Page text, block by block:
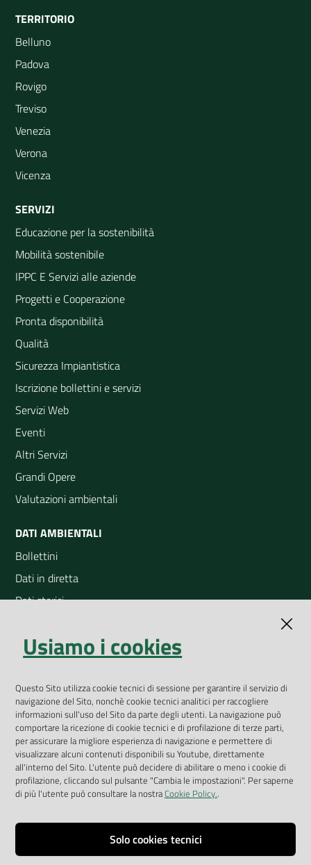
TERRITORIO
Belluno
Padova
Rovigo
Treviso
Venezia
Verona
Vicenza
SERVIZI
Educazione per la sostenibilità
Mobilità sostenibile
IPPC E Servizi alle aziende
Progetti e Cooperazione
Pronta disponibilità
Qualità
Sicurezza Impiantistica
Iscrizione bollettini e servizi
Servizi Web
Eventi
Altri Servizi
Grandi Opere
Valutazioni ambientali
DATI AMBIENTALI
Bollettini
Dati in diretta
Dati storici
Open Data
App Arpav
Rapporti regionali annuali
Le Infografiche
Dispenser dati
Vai alla pagina
Usiamo i cookies
Questo Sito utilizza cookie tecnici di sessione per garantire il servizio di
navigazione del Sito, nonchè cookie tecnici analitici per raccogliere
informazioni sull'uso del Sito da parte degli utenti. La navigazione può
comportare la ricezione di cookie tecnici e di profilazione di terze parti,
per assicurare la migliore esperienza di navigazione e permettere di
visualizzare alcuni contenuti disponibili su Youtube, direttamente
all'interno del Sito. L'utente può decidere di abilitare o meno i cookie di
profilazione, cliccando sul pulsante "Cambia le impostazioni". Per saperne
di più l'utente può consultare la nostraCookie Policy..
Solo cookies tecnici